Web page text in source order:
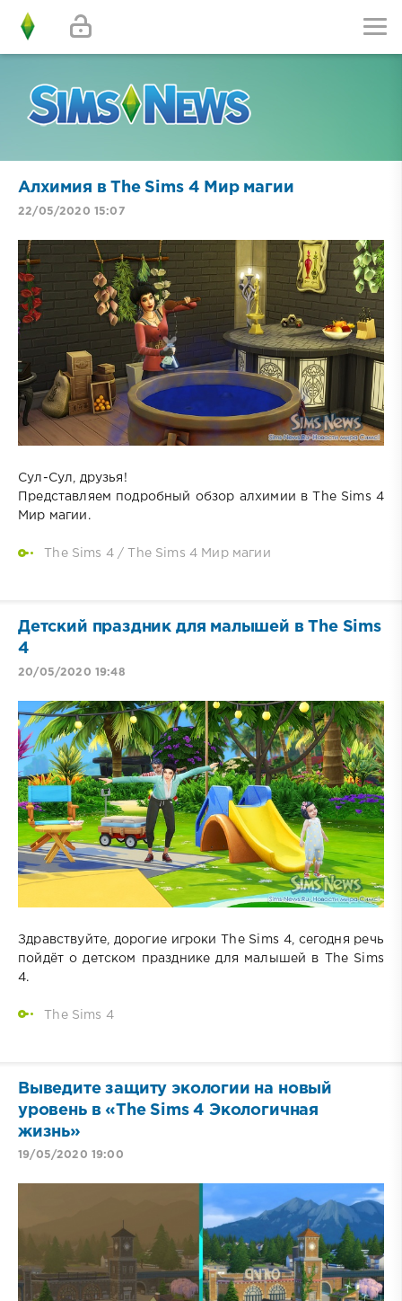
Алхимия в The Sims 4 Мир магии
22/05/2020 15:07
Сул-Сул, друзья!
Представляем подробный обзор алхимии в The Sims 4
Мир магии.
The Sims 4/ The Sims 4 Мир магии
Детский праздник для малышей в The Sims
4
20/05/2020 19:48
Здравствуйте, дорогие игроки The Sims 4, сегодня речь
пойдёт о детском празднике для малышей в The Sims
4.
The Sims 4
Выведите защиту экологии на новый
уровень в «The Sims 4 Экологичная
жизнь»
19/05/2020 19:00